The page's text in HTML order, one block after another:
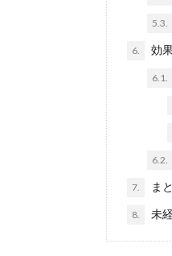
5.3.
6. 効
6.1.
6.2.
7. ま
8. 未